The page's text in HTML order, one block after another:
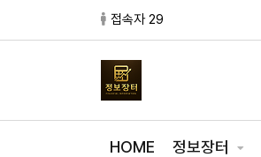
접속자 29
HOME 정보장터